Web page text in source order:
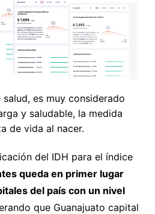
salud, es muy considerado
y saludable, la medida
de vida al nacer.
del IDH para el índice
queda en primer lugar
del país con un nivel
que Guanajuato capital